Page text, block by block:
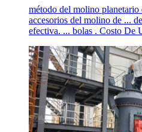
método del molino planetario
accesorios del molino de ...
efectiva. ... bolas . Costo De